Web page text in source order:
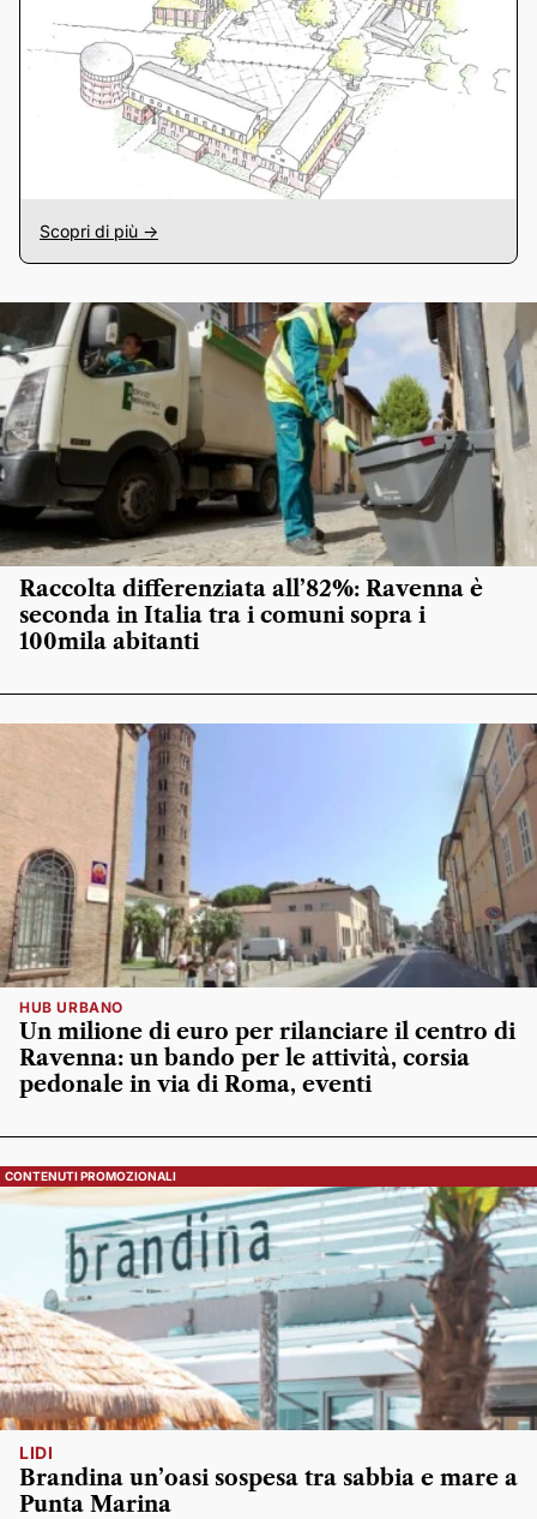
Scopri di più ->
Raccolta differenziata all’82%: Ravenna è
seconda in Italia tra i comuni sopra i
100mila abitanti
HUB URBANO
Un milione di euro per rilanciare il centro di
Ravenna: un bando per le attività, corsia
pedonale in via di Roma, eventi
CONTENUTI PROMOZIONALI
LIDI
Brandina un’oasi sospesa tra sabbia e mare a
Punta Marina